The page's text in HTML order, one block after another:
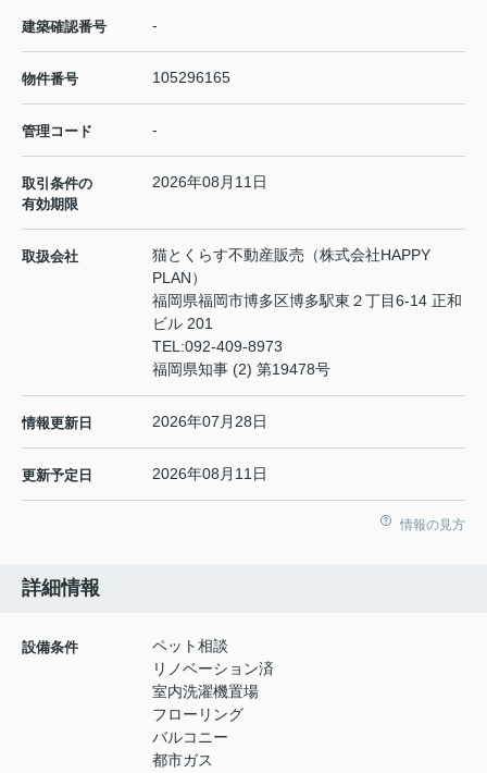
建築確認番号 -
物件番号 105296165
管理コード -
取引条件の
有効期限
2026年08月11日
取扱会社
猫とくらす不動産販売（株式会社HAPPY
PLAN）
福岡県福岡市博多区博多駅東２丁目6-14 正和
ビル 201
TEL:092-409-8973
福岡県知事 (2) 第19478号
情報更新日 2026年07月28日
更新予定日 2026年08月11日
情報の見方
詳細情報
設備条件
ペット相談
リノベーション済
室内洗濯機置場
フローリング
バルコニー
都市ガス